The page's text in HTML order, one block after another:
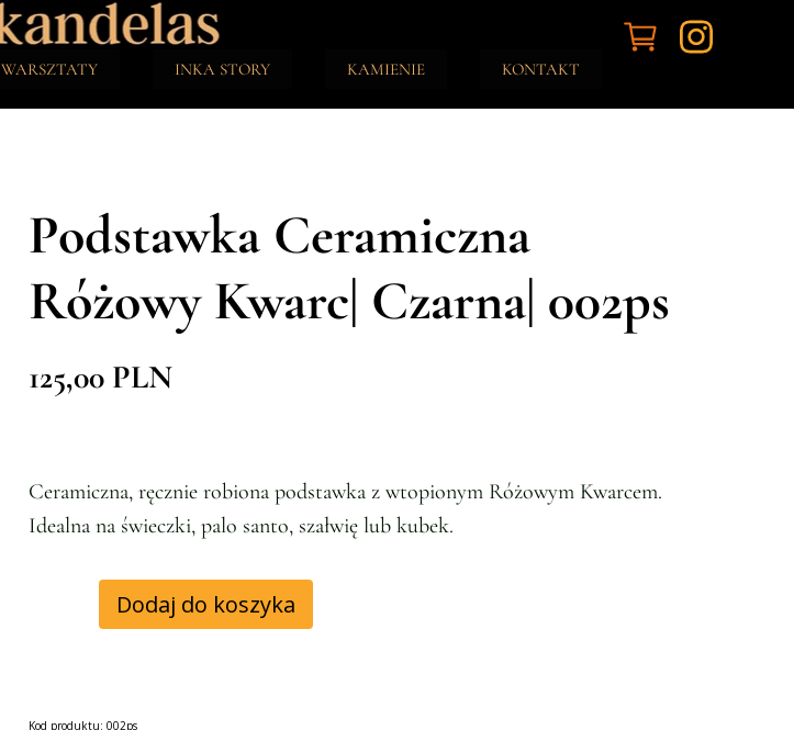
WARSZTATY INKA STORY KAMIENIE KONTAKT
Podstawka Ceramiczna
Różowy Kwarc| Czarna| 002ps
Ceramiczna, ręcznie robiona podstawka z wtopionym Różowym Kwarcem.
Idealna na świeczki, palo santo, szałwię lub kubek.
125,00 PLN
Kod produktu: 002ps
Dodaj do koszyka